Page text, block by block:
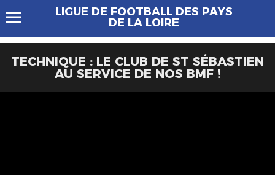
LIGUE DE FOOTBALL DES PAYS
DE LA LOIRE
TECHNIQUE : LE CLUB DE ST SÉBASTIEN
AU SERVICE DE NOS BMF !